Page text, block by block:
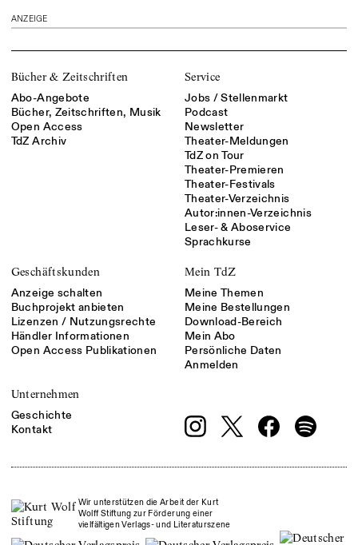
ANZEIGE
Bücher & Zeitschriften
Abo-Angebote
Bücher, Zeitschriften, Musik
Open Access
TdZ Archiv
Service
Jobs / Stellenmarkt
Podcast
Newsletter
Theater-Meldungen
TdZ on Tour
Theater-Premieren
Theater-Festivals
Theater-Verzeichnis
Autor:innen-Verzeichnis
Leser- & Aboservice
Sprachkurse
Geschäftskunden
Anzeige schalten
Buchprojekt anbieten
Lizenzen / Nutzungsrechte
Händler Informationen
Open Access Publikationen
Mein TdZ
Meine Themen
Meine Bestellungen
Download-Bereich
Mein Abo
Persönliche Daten
Anmelden
Unternehmen
Geschichte
Kontakt
Wir unterstützen die Arbeit der Kurt
Wolff Stiftung zur Förderung einer
vielfältigen Verlags- und Literaturszene